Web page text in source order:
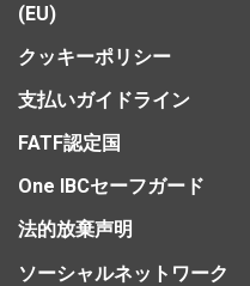
(EU)
クッキーポリシー
支払いガイドライン
FATF認定国
One IBCセーフガード
法的放棄声明
ソーシャルネットワーク